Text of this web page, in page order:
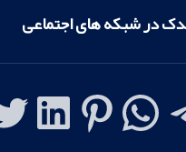
در شبکه های اجتماعی